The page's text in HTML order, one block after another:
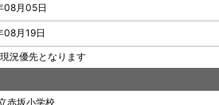
08月05日
08月19日
況優先となります
赤坂小学校